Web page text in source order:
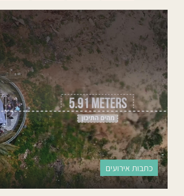
כתבות אירועים